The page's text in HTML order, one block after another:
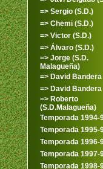
=> Sergio (S.D.)
=> Chemi (S.D.)
=> Victor (S.D.)
=> Álvaro (S.D.)
=> Jorge (S.D.
Malagueña)
=> David Bandera
=> David Bandera
=> Roberto
(S.D.Malagueña)
Temporada 1994-
Temporada 1995-
Temporada 1996-
Temporada 1997-
Temporada 1998-